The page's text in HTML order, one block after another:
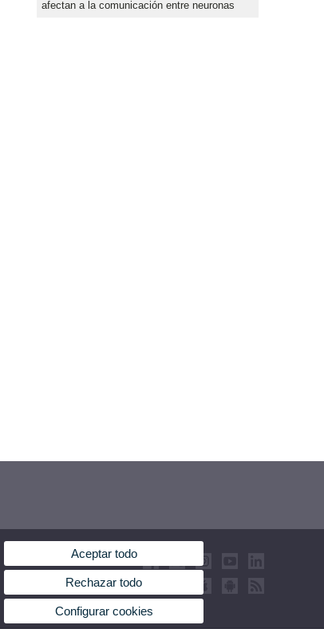
afectan a la comunicación entre neuronas
Aceptar todo
Rechazar todo
Configurar cookies